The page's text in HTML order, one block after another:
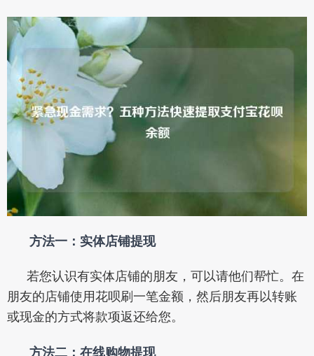
方法一：实体店铺提现
若您认识有实体店铺的朋友，可以请他们帮忙。在
朋友的店铺使用花呗刷一笔金额，然后朋友再以转账
或现金的方式将款项返还给您。
方法二：在线购物提现